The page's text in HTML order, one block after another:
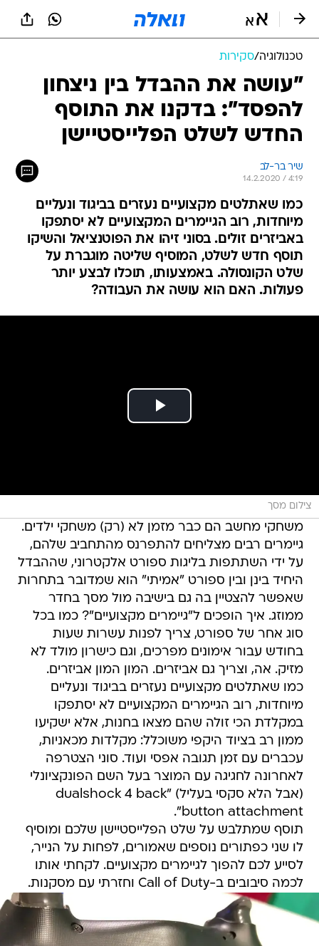
טכנולוגיה/סקירות
"עושה את ההבדל בין ניצחון
להפסד": בדקנו את התוסף
החדש לשלט הפלייסטיישן
שיר בר-לב
14.2.2020 / 4:19
כמו שאתלטים מקצועיים נעזרים בביגוד ונעליים
מיוחדות, רוב הגיימרים המקצועיים לא יסתפקו
באביזרים זולים. בסוני זיהו את הפוטנציאל והשיקו
תוסף חדש לשלט, המוסיף שליטה מוגברת על
שלט הקונסולה. באמצעותו, תוכלו לבצע יותר
פעולות. האם הוא עושה את העבודה?
צילום מסך
משחקי מחשב הם כבר מזמן לא (רק) משחקי ילדים.
גיימרים רבים מצליחים להתפרנס מהתחביב שלהם,
על ידי השתתפות בליגות ספורט אלקטרוני, שההבדל
היחיד בינן ובין ספורט "אמיתי" הוא שמדובר בתחרות
שאפשר להצטיין בה גם בישיבה מול מסך בחדר
ממוזג. איך הופכים ל"גיימרים מקצועיים"? כמו בכל
סוג אחר של ספורט, צריך לפנות עשרות שעות
בחודש עבור אימונים מפרכים, וגם כישרון מולד לא
מזיק. אה, וצריך גם אביזרים. המון המון אביזרים.
כמו שאתלטים מקצועיים נעזרים בביגוד ונעליים
מיוחדות, רוב הגיימרים המקצועיים לא יסתפקו
במקלדת הכי זולה שהם מצאו בחנות, אלא ישקיעו
ממון רב בציוד היקפי משוכלל: מקלדות מכאניות,
עכברים עם זמן תגובה אפסי ועוד. סוני הצטרפה
לאחרונה לחגיגה עם המוצר בעל השם הפונקציונלי
(אבל הלא סקסי בעליל) "dualshock 4 back
button attachment".
תוסף שמתלבש על שלט הפלייסטיישן שלכם ומוסיף
לו שני כפתורים נוספים שאמורים, לפחות על הנייר,
לסייע לכם להפוך לגיימרים מקצועיים. לקחתי אותו
לכמה סיבובים ב-Call of Duty וחזרתי עם מסקנות.